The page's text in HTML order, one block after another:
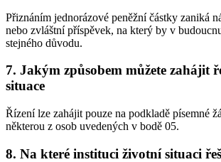
Přiznáním jednorázové peněžní částky zaniká
nebo zvláštní příspěvek, na který by v
stejného důvodu.
7. Jakým způsobem můžete zahájit
situace
Řízení lze zahájit pouze na podkladě písemné
některou z osob uvedených v bodě 05.
8. Na které instituci životní situaci